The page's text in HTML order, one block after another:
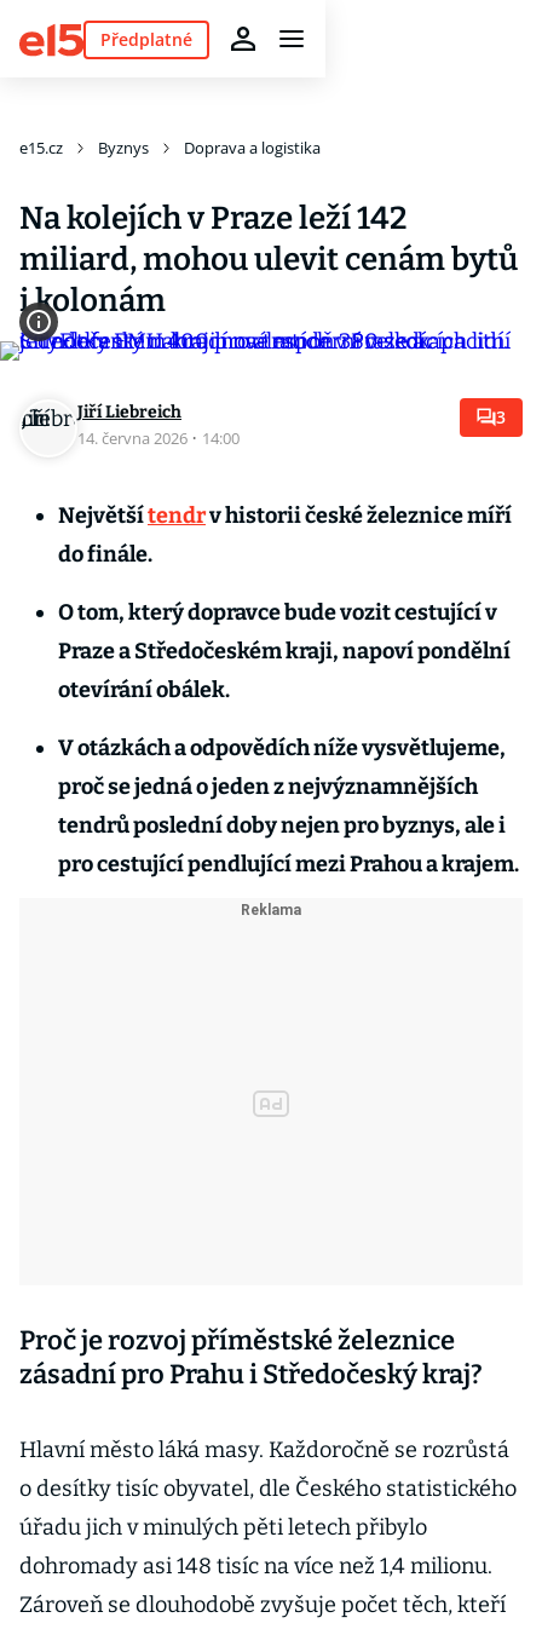
Předplatné
e15.cz Byznys Doprava a logistika
Na kolejích v Praze leží 142
miliard, mohou ulevit cenám bytů
i kolonám
Jiří Liebreich
14. června 2026 · 14:00
3
Největšítendrv historii české železnice míří
do finále.
O tom, který dopravce bude vozit cestující v
Praze a Středočeském kraji, napoví pondělní
otevírání obálek.
V otázkách a odpovědích níže vysvětlujeme,
proč se jedná o jeden z nejvýznamnějších
tendrů poslední doby nejen pro byznys, ale i
pro cestující pendlující mezi Prahou a krajem.
Proč je rozvoj příměstské železnice
zásadní pro Prahu i Středočeský kraj?
Hlavní město láká masy. Každoročně se rozrůstá
o desítky tisíc obyvatel, dle Českého statistického
úřadu jich v minulých pěti letech přibylo
dohromady asi 148 tisíc na více než 1,4 milionu.
Zároveň se dlouhodobě zvyšuje počet těch, kteří